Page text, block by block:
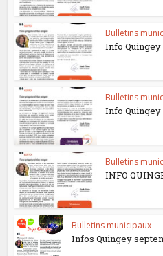
Bulletins
Info Quingey
Bulletins
Info
Bulletins
INFO
Bulletins municipaux
Infos Quingey